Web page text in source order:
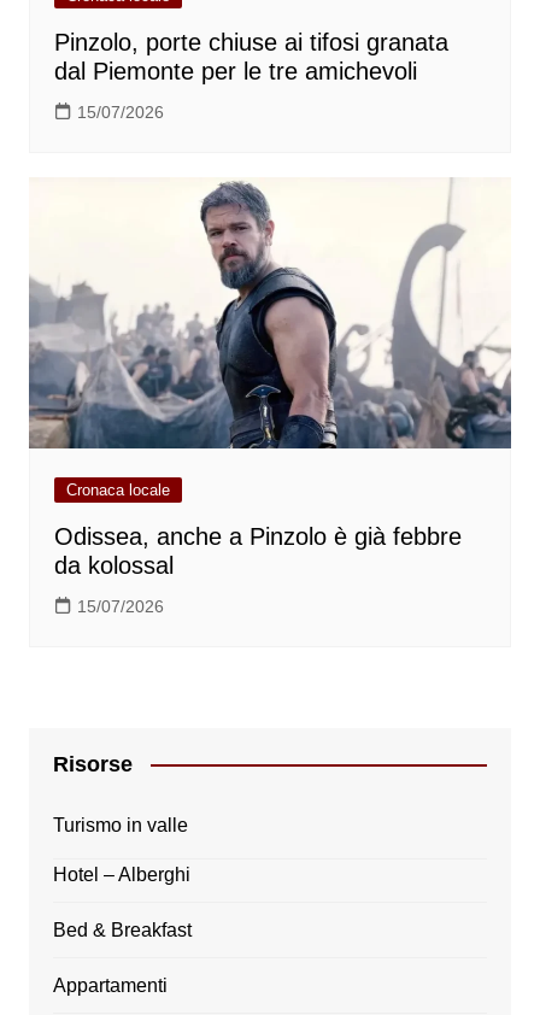
Pinzolo, porte chiuse ai tifosi granata
dal Piemonte per le tre amichevoli
15/07/2026
Cronaca locale
Odissea, anche a Pinzolo è già febbre
da kolossal
15/07/2026
Risorse
Turismo in valle
Hotel – Alberghi
Bed & Breakfast
Appartamenti